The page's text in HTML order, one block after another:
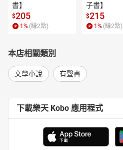
書】
$205
1 % (賺2點)
子書】
$215
1 % (賺2點)
本店相關類別
文學小說 有聲書
下載樂天 Kobo 應用程式